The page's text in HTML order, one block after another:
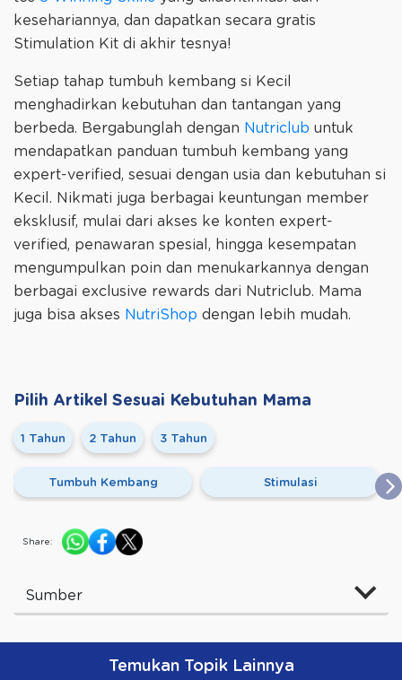
kesehariannya, dan dapatkan secara gratis
Stimulation Kit di akhir tesnya!
Setiap tahap tumbuh kembang si Kecil
menghadirkan kebutuhan dan tantangan yang
berbeda. Bergabunglah dengan Nutriclub untuk
mendapatkan panduan tumbuh kembang yang
expert-verified, sesuai dengan usia dan kebutuhan si
Kecil. Nikmati juga berbagai keuntungan member
eksklusif, mulai dari akses ke konten expert-
verified, penawaran spesial, hingga kesempatan
mengumpulkan poin dan menukarkannya dengan
berbagai exclusive rewards dari Nutriclub. Mama
juga bisa akses NutriShop dengan lebih mudah.
Pilih Artikel Sesuai Kebutuhan Mama
1 Tahun 2 Tahun 3 Tahun
Tumbuh Kembang Stimulasi
Share:
Sumber
Temukan Topik Lainnya